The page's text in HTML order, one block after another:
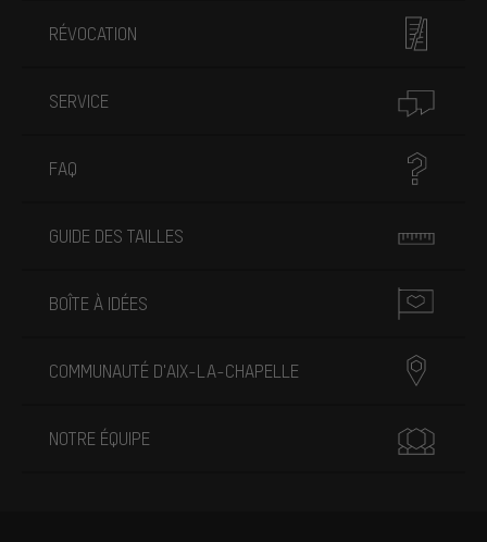
RÉVOCATION
SERVICE
FAQ
GUIDE DES TAILLES
BOÎTE À IDÉES
COMMUNAUTÉ D'AIX-LA-CHAPELLE
NOTRE ÉQUIPE